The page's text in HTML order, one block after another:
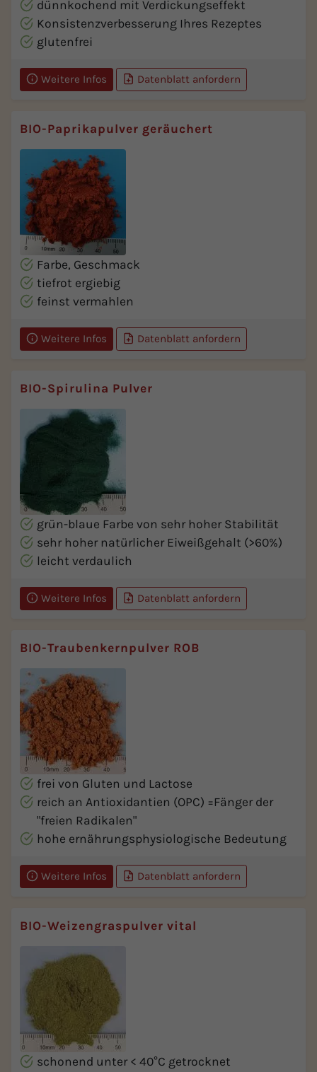
dünnkochend mit Verdickungseffekt
Konsistenzverbesserung Ihres Rezeptes
glutenfrei
Weitere Infos Datenblatt anfordern
BIO-Paprikapulver geräuchert
Farbe, Geschmack
tiefrot ergiebig
feinst vermahlen
Weitere Infos Datenblatt anfordern
BIO-Spirulina Pulver
grün-blaue Farbe von sehr hoher Stabilität
sehr hoher natürlicher Eiweißgehalt (>60%)
leicht verdaulich
Weitere Infos Datenblatt anfordern
BIO-Traubenkernpulver ROB
frei von Gluten und Lactose
reich an Antioxidantien (OPC) =Fänger der
"freien Radikalen"
hohe ernährungsphysiologische Bedeutung
Weitere Infos Datenblatt anfordern
BIO-Weizengraspulver vital
schonend unter < 40°C getrocknet